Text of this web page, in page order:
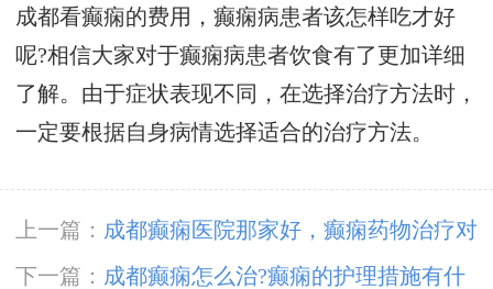
成都看癫痫的费用，癫痫病患者该怎样吃才好
呢?相信大家对于癫痫病患者饮食有了更加详细
了解。由于症状表现不同，在选择治疗方法时，
一定要根据自身病情选择适合的治疗方法。
上一篇： 成都癫痫医院那家好，癫痫药物治疗对
儿童有哪些危害?
下一篇： 成都癫痫怎么治?癫痫的护理措施有什